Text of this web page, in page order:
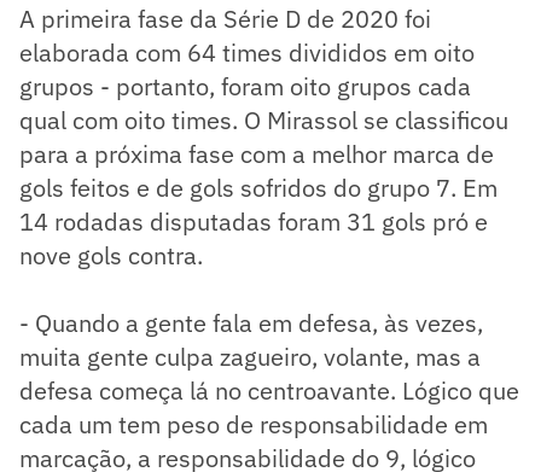
A primeira fase da Série D de 2020 foi
elaborada com 64 times divididos em oito
grupos - portanto, foram oito grupos cada
qual com oito times. O Mirassol se classificou
para a próxima fase com a melhor marca de
gols feitos e de gols sofridos do grupo 7. Em
14 rodadas disputadas foram 31 gols pró e
nove gols contra.
- Quando a gente fala em defesa, às vezes,
muita gente culpa zagueiro, volante, mas a
defesa começa lá no centroavante. Lógico que
cada um tem peso de responsabilidade em
marcação, a responsabilidade do 9, lógico